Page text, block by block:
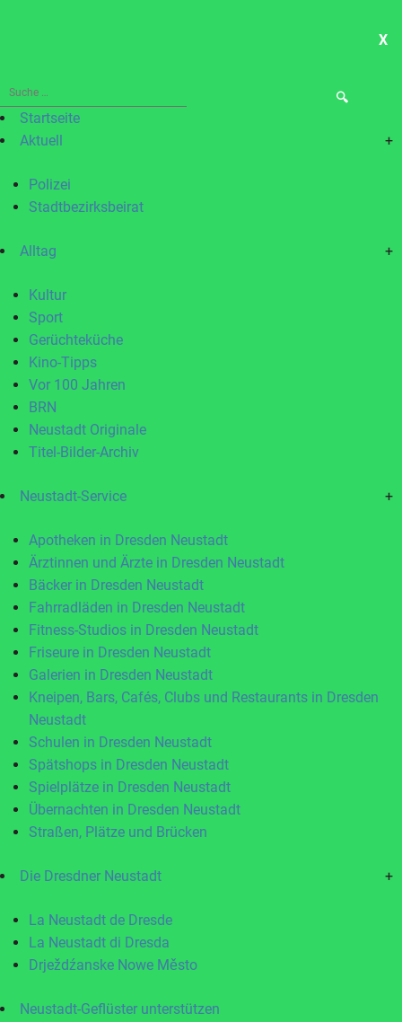
X
Suche
nach:Startseite
Aktuell
+
Polizei
Stadtbezirksbeirat
Alltag +
Kultur
Sport
Gerüchteküche
Kino-Tipps
Vor 100 Jahren
BRN
Neustadt Originale
Titel-Bilder-Archiv
Neustadt-Service +
Apotheken in Dresden Neustadt
Ärztinnen und Ärzte in Dresden Neustadt
Bäcker in Dresden Neustadt
Fahrradläden in Dresden Neustadt
Fitness-Studios in Dresden Neustadt
Friseure in Dresden Neustadt
Galerien in Dresden Neustadt
Kneipen, Bars, Cafés, Clubs und Restaurants in Dresden
Neustadt
Schulen in Dresden Neustadt
Spätshops in Dresden Neustadt
Spielplätze in Dresden Neustadt
Übernachten in Dresden Neustadt
Straßen, Plätze und Brücken
Die Dresdner Neustadt +
La Neustadt de Dresde
La Neustadt di Dresda
Drježdźanske Nowe Město
Neustadt-Geflüster unterstützen